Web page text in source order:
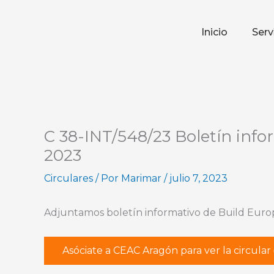
Inicio
C 38-INT/548/23 Boletín
2023
Circulares / Por Marimar / julio 7, 2023
Adjuntamos boletín informativo de Build
Asóciate a CEAC Aragón para ver la